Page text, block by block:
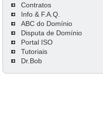
Contratos
Info & F.A.Q.
ABC do Domínio
Disputa de Domínio
Portal ISO
Tutoriais
Dr.Bob